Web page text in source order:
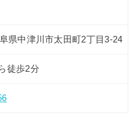
県中津川市太田町2丁目3-24
徒歩2分